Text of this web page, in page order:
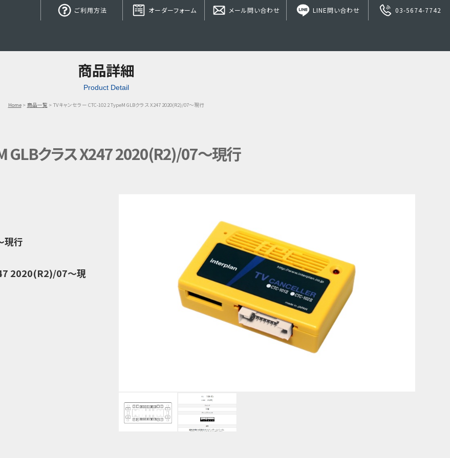
ご利用方法 オーダーフォーム メール問い合わせ LINE問い合わせ 03-5674-7742
商品詳細
Product Detail
Home 商品一覧 TVキャンセラー CTC-102 2 TypeM GLBクラス X247 2020(R2)/07～現行
GLBクラス X247 2020(R2)/07～現行
現行
2020(R2)/07～現